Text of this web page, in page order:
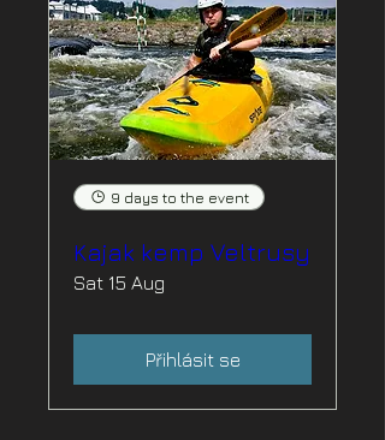
9 days to the event
Kajak kemp Veltrusy
Sat 15 Aug
Přihlásit se